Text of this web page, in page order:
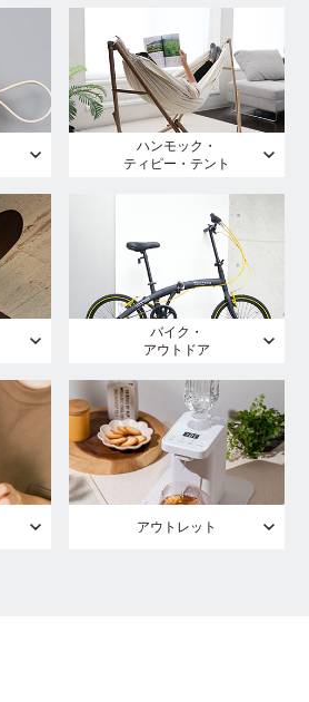
ハンモック・
ティピー・テント
バイク・
アウトドア
アウトレット